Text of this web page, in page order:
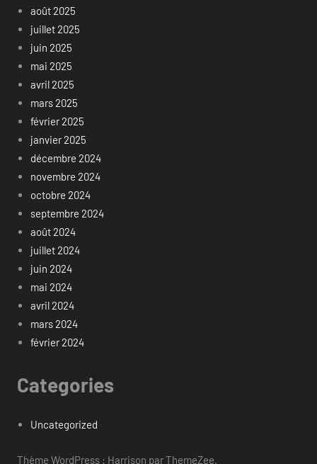
août 2025
juillet 2025
juin 2025
mai 2025
avril 2025
mars 2025
février 2025
janvier 2025
décembre 2024
novembre 2024
octobre 2024
septembre 2024
août 2024
juillet 2024
juin 2024
mai 2024
avril 2024
mars 2024
février 2024
Categories
Uncategorized
Thème WordPress : Harrison par ThemeZee.